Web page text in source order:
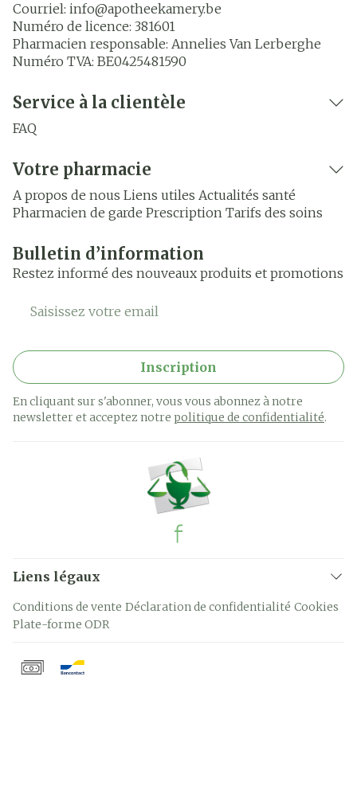
Courriel: info@apotheekamery.be
Numéro de licence: 381601
Pharmacien responsable: Annelies Van Lerberghe
Numéro TVA: BE0425481590
Service à la clientèle
FAQ
Votre pharmacie
A propos de nous Liens utiles Actualités santé
Pharmacien de garde Prescription Tarifs des soins
Bulletin d’information
Restez informé des nouveaux produits et promotions
Adresse mail
Inscription
En cliquant sur s'abonner, vous vous abonnez à notre
newsletter et acceptez notre politique de confidentialité.
Liens légaux
Conditions de vente Déclaration de confidentialité Cookies
Plate-forme ODR